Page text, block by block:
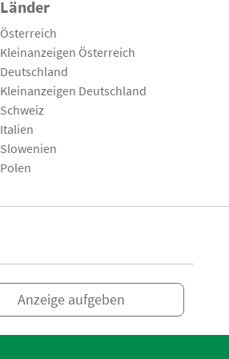
Länder
Österreich
Kleinanzeigen Österreich
Deutschland
Kleinanzeigen Deutschland
Schweiz
Italien
Slowenien
Polen
Anzeige aufgeben